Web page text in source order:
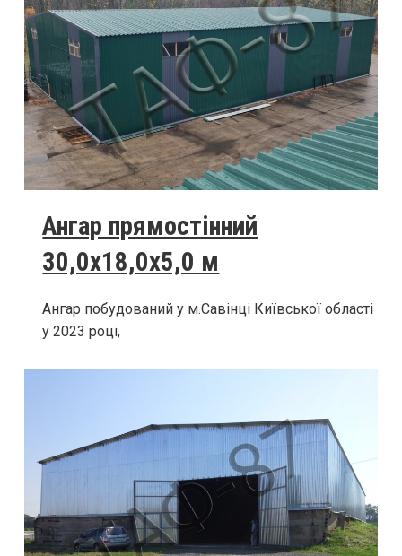
Ангар прямостінний
30,0х18,0х5,0 м
Ангар побудований у м.Савінці Київської області
у 2023 році,